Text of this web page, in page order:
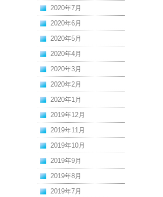
2020年7月
2020年6月
2020年5月
2020年4月
2020年3月
2020年2月
2020年1月
2019年12月
2019年11月
2019年10月
2019年9月
2019年8月
2019年7月